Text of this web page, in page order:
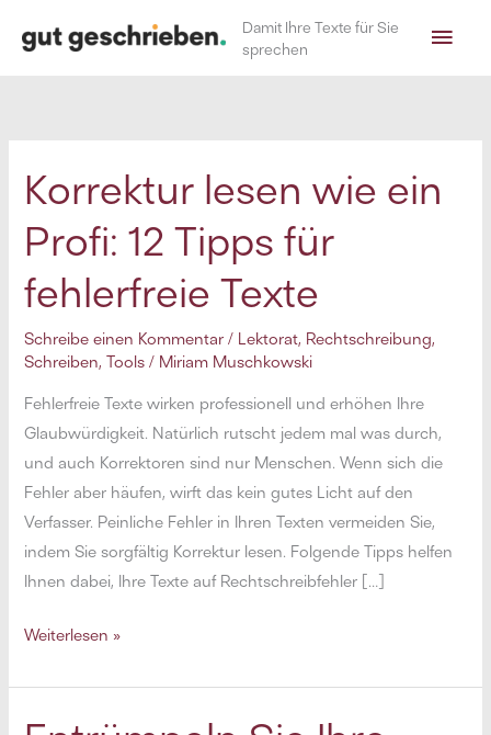
Inhalt
Damit Ihre Texte für Sie
sprechen
Korrektur lesen wie ein
Profi: 12 Tipps für
fehlerfreie Texte
Schreibe einen Kommentar / Lektorat, Rechtschreibung,
Schreiben,Tools / Miriam Muschkowski
Fehlerfreie Texte wirken professionell und erhöhen Ihre
Glaubwürdigkeit. Natürlich rutscht jedem mal was durch,
und auch Korrektoren sind nur Menschen. Wenn sich die
Fehler aber häufen, wirft das kein gutes Licht auf den
Verfasser. Peinliche Fehler in Ihren Texten vermeiden Sie,
indem Sie sorgfältig Korrektur lesen. Folgende Tipps helfen
Ihnen dabei, Ihre Texte auf Rechtschreibfehler […]
Korrektur
wie
ein
Weiterlesen »